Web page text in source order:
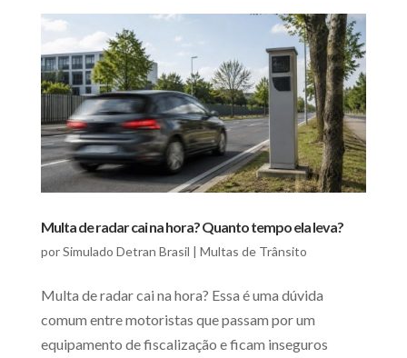
Multa de radar cai na hora? Quanto tempo ela leva?
porSimulado Detran Brasil | Multas de Trânsito
Multa de radar cai na hora? Essa é uma dúvida
comum entre motoristas que passam por um
equipamento de fiscalização e ficam inseguros